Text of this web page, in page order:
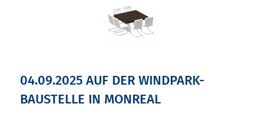
04.09.2025 AUF DER WINDPARK-
BAUSTELLE IN MONREAL